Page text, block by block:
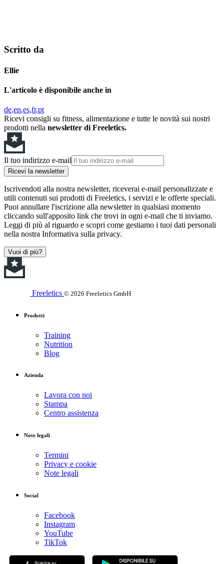
Scritto da
Ellie
L'articolo è disponibile anche in
de en es fr pt
Ricevi consigli su fitness, alimentazione e tutte le novità sui nostri
prodotti nella newsletter di Freeletics.
Il tuo indirizzo e-mail
Ricevi la newsletter
Iscrivendoti alla nostra newsletter, riceverai e-mail personalizzate e
utili contenuti sui prodotti di Freeletics, i servizi e le offerte speciali.
Puoi annullare l'iscrizione alla newsletter in qualsiasi momento
cliccando sull'apposito link che trovi in ogni e-mail che ti inviamo.
Leggi di più al riguardo e scopri come gestiamo i tuoi dati personali
nella nostra Informativa sulla privacy.
Vuoi di più?
Freeletics © 2026 Freeletics GmbH
Prodotti
Training
Nutrition
Blog
Azienda
Lavora con noi
Stampa
Centro assistenza
Note legali
Termini
Privacy e cookie
Note legali
Social
Facebook
Instagram
YouTube
TikTok